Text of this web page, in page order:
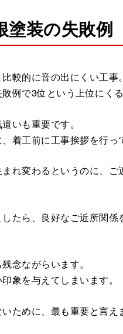
塗装の失敗
較的に音の出にくい工事。
例で3位という上位にく
いも重要です。
着工前に工事挨拶を行っ
れ変わるというのに、
たら、良好なご近所関
念ながらいます。
象を与えてしまいます。
ために、最も重要と言